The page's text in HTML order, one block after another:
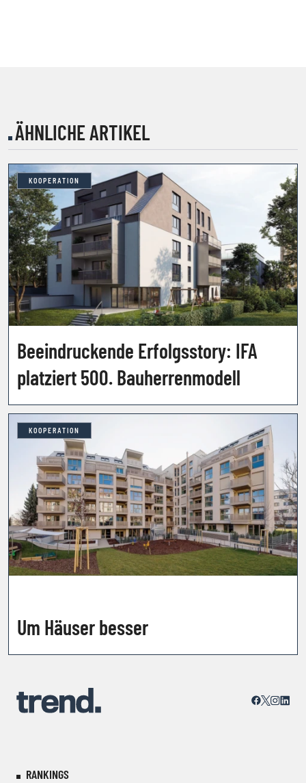
ÄHNLICHE ARTIKEL
KOOPERATION
Beeindruckende Erfolgsstory: IFA
platziert 500. Bauherrenmodell
KOOPERATION
Um Häuser besser
RANKINGS